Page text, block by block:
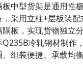
板中型货架是通用性
，采用立柱+层板装
隔板，实现货物独立
Q235B冷轧钢材制作
、组装便捷、承载均衡